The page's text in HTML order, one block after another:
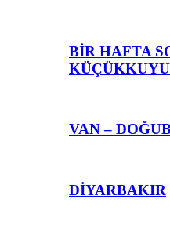
BİR HAFTA
KÜÇÜKKUYU
VAN –
DİYARBAKIR